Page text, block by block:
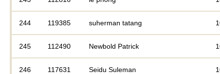
244 119385 suherman tatang
245 112490 Newbold Patrick
246 117631 Seidu Suleman